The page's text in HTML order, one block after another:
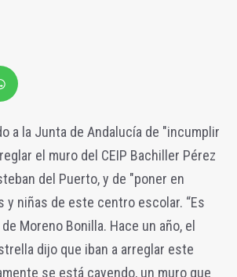
a la Junta de Andalucía de "incumplir
el muro del CEIP Bachiller Pérez
del Puerto, y de "poner en
y niñas de este centro escolar. “Es
Moreno Bonilla. Hace un año, el
dijo que iban a arreglar este
se está cayendo, un muro que